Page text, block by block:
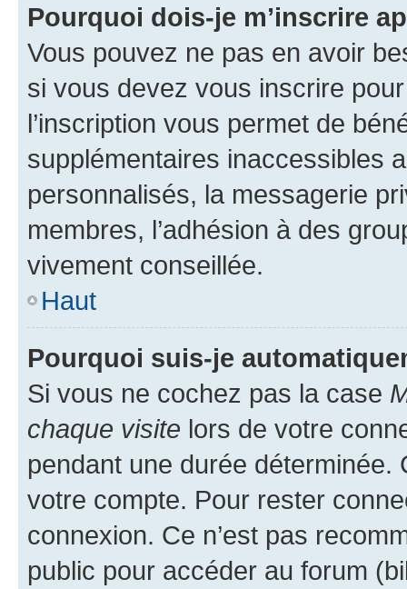
Pourquoi dois-je m’inscrire
Vous pouvez ne pas en avoir
si vous devez vous inscrire
l’inscription vous permet de
supplémentaires inaccessibles
personnalisés, la messagerie
membres, l’adhésion à des
vivement conseillée.
Haut
Pourquoi suis-je
Si vous ne cochez pas la case
chaque visite lors de votre
pendant une durée déterminée.
votre compte. Pour rester
connexion. Ce n’est pas
public pour accéder au forum